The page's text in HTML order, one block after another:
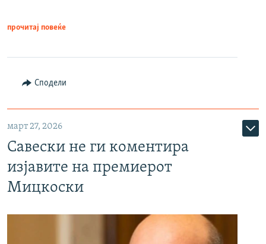
прочитај повеќе
Сподели
март 27, 2026
Савески не ги коментира
изјавите на премиерот
Мицкоски